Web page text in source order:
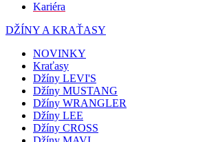
Kariéra
DŽÍNY A KRAŤASY
NOVINKY
Kraťasy
Džíny LEVI'S
Džíny MUSTANG
Džíny WRANGLER
Džíny LEE
Džíny CROSS